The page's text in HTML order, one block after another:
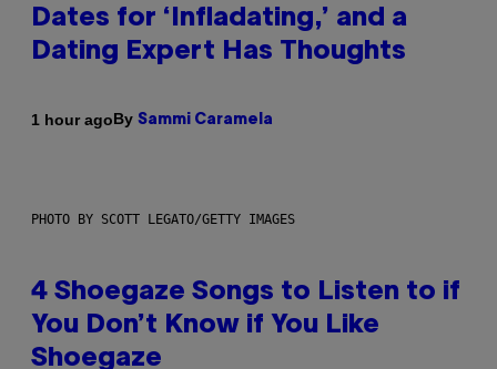
Dates for ‘Infladating,’ and a
Dating Expert Has Thoughts
1 hour agoBy Sammi Caramela
PHOTO BY SCOTT LEGATO/GETTY IMAGES
4 Shoegaze Songs to Listen to if
You Don’t Know if You Like
Shoegaze